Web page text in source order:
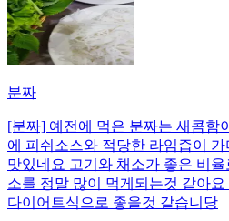
분짜
[분짜] 예전에 먹은 분짜는 새콤함
에 피쉬소스와 적당한 라임즙이
맛있네요 고기와 채소가 좋은 비
소를 정말 많이 먹게되는것 같아
다이어트식으로 좋을것 같습니당